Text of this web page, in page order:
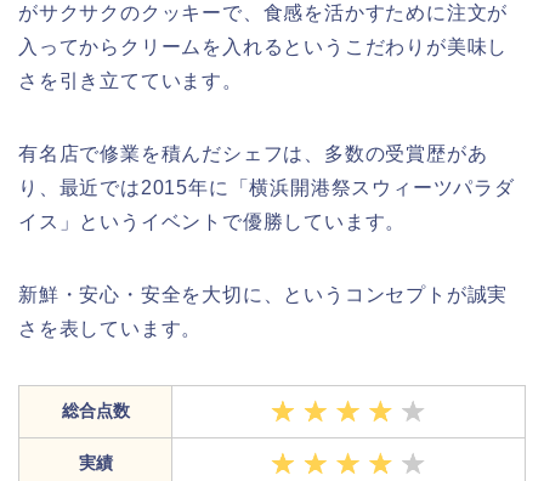
がサクサクのクッキーで、食感を活かすために注文が
入ってからクリームを入れるというこだわりが美味し
さを引き立てています。
有名店で修業を積んだシェフは、多数の受賞歴があ
り、最近では2015年に「横浜開港祭スウィーツパラダ
イス」というイベントで優勝しています。
新鮮・安心・安全を大切に、というコンセプトが誠実
さを表しています。
総合点数
実績